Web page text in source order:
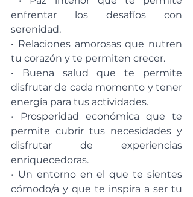
enfrentar los desafíos con
serenidad.
• Relaciones amorosas que nutren
tu corazón y te permiten crecer.
• Buena salud que te permite
disfrutar de cada momento y tener
energía para tus actividades.
• Prosperidad económica que te
permite cubrir tus necesidades y
disfrutar de experiencias
enriquecedoras.
• Un entorno en el que te sientes
cómodo/a y que te inspira a ser tu